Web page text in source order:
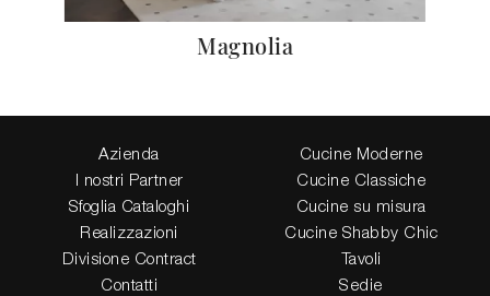
Magnolia
Azienda
I nostri Partner
Sfoglia Cataloghi
Realizzazioni
Divisione Contract
Contatti
Cucine Moderne
Cucine Classiche
Cucine su misura
Cucine Shabby Chic
Tavoli
Sedie